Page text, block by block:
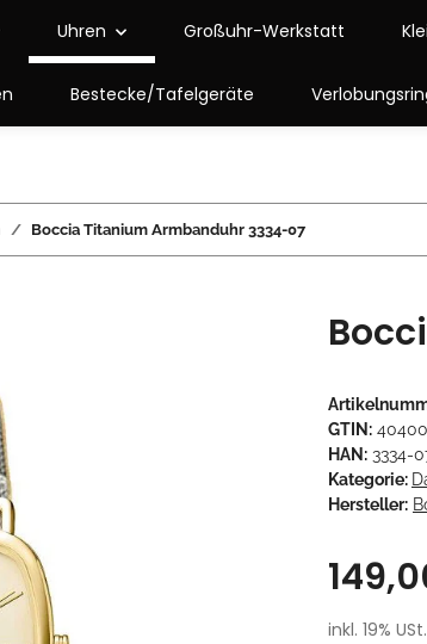
Uhren Großuhr-Werkstatt
Bestecke/Tafelgeräte
Boccia Titanium Armbanduhr 3334-07
GTIN:
HAN: 3334-
Kategorie:
Hersteller:
inkl. 19%